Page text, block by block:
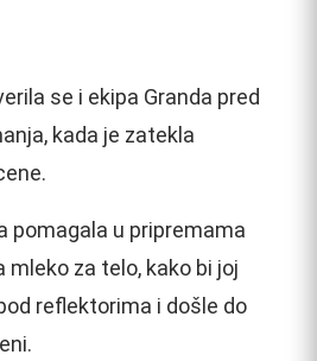
se i ekipa Granda pred
kada je zatekla
pomagala u pripremama
za telo, kako bi joj
reflektorima i došle do